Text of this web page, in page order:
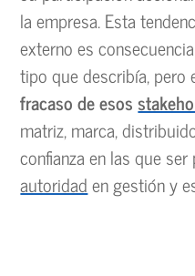
la empresa. Esta
externo es
tipo que describía,
fracaso de esos
matriz, marca,
confianza en las que
autoridaden gestión y